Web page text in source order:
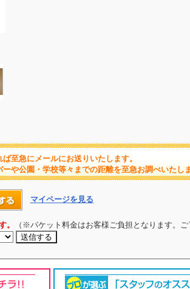
至急にメールにお送りいたします。
や公園・学校等々までの距離を至急お調べいたし
マイページを見る
。
（※パケット料金はお客様ご負担となります。